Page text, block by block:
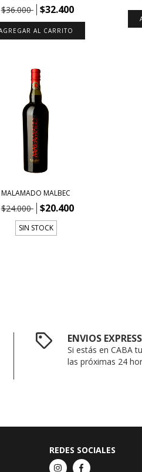
$36.000 $32.400
MALAMADO MALBEC
$24.000 $20.400
SIN STOCK
ENVIOS EXPRESS
Si estás en CABA
las próximas 24
REDES SOCIALES